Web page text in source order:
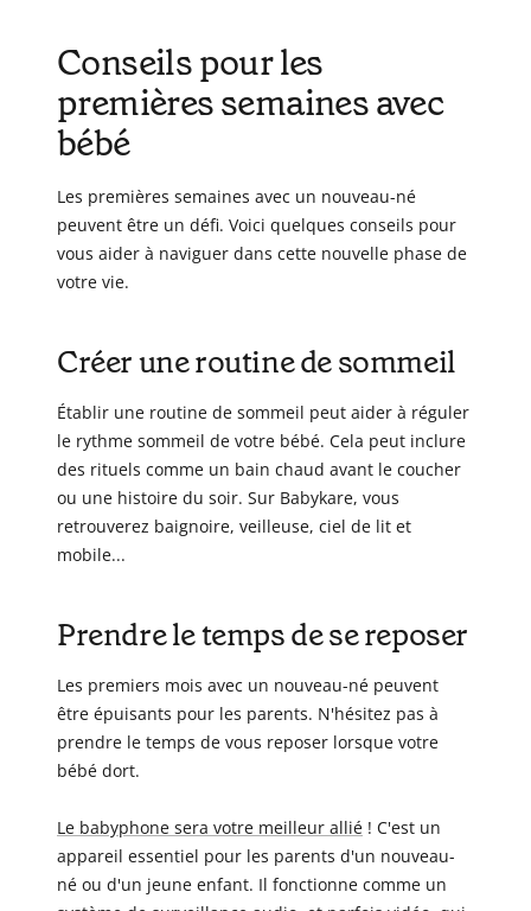
Conseils pour les
premières semaines avec
bébé
Les premières semaines avec un nouveau-né
peuvent être un défi. Voici quelques conseils pour
vous aider à naviguer dans cette nouvelle phase de
votre vie.
Créer une routine de sommeil
Établir une routine de sommeil peut aider à réguler
le rythme sommeil de votre bébé. Cela peut inclure
des rituels comme un bain chaud avant le coucher
ou une histoire du soir. Sur Babykare, vous
retrouverez baignoire, veilleuse, ciel de lit et
mobile...
Prendre le temps de se reposer
Les premiers mois avec un nouveau-né peuvent
être épuisants pour les parents. N'hésitez pas à
prendre le temps de vous reposer lorsque votre
bébé dort.
Le babyphone sera votre meilleur allié ! C'est un
appareil essentiel pour les parents d'un nouveau-
né ou d'un jeune enfant. Il fonctionne comme un